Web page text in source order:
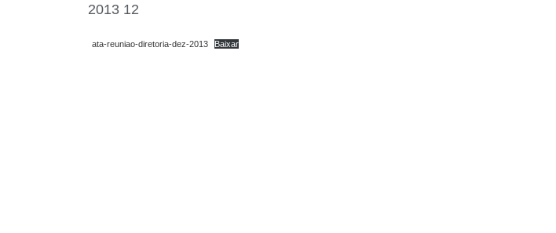
2013 12
ata-reuniao-diretoria-dez-2013 Baixar